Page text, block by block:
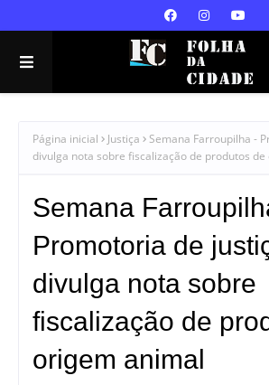
Página inicial Justiça
Semana Farroupilha -
divulga nota sobre fiscalização de produtos
Semana
Promotoria de
divulga nota sobre
fiscalização de
origem animal